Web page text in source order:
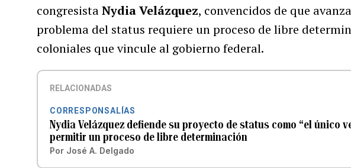
congresistaNydia Velázquez, convencidos de que
problema del status requiere un proceso de libre
coloniales que vincule al gobierno federal.
RELACIONADAS
CORRESPONSALÍAS
Nydia Velázquez defiende su proyecto de status como “el único
permitir un proceso de libre determinación
Por José A. Delgado